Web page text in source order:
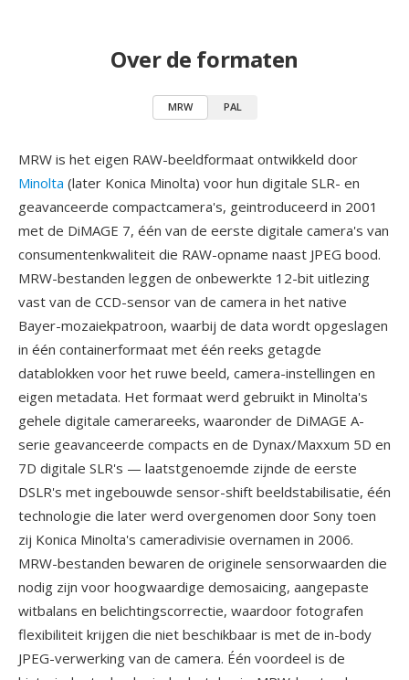
Over de formaten
MRW PAL
MRW is het eigen RAW-beeldformaat ontwikkeld door
Minolta (later Konica Minolta) voor hun digitale SLR- en
geavanceerde compactcamera's, geintroduceerd in 2001
met de DiMAGE 7, één van de eerste digitale camera's van
consumentenkwaliteit die RAW-opname naast JPEG bood.
MRW-bestanden leggen de onbewerkte 12-bit uitlezing
vast van de CCD-sensor van de camera in het native
Bayer-mozaiekpatroon, waarbij de data wordt opgeslagen
in één containerformaat met één reeks getagde
datablokken voor het ruwe beeld, camera-instellingen en
eigen metadata. Het formaat werd gebruikt in Minolta's
gehele digitale camerareeks, waaronder de DiMAGE A-
serie geavanceerde compacts en de Dynax/Maxxum 5D en
7D digitale SLR's — laatstgenoemde zijnde de eerste
DSLR's met ingebouwde sensor-shift beeldstabilisatie, één
technologie die later werd overgenomen door Sony toen
zij Konica Minolta's cameradivisie overnamen in 2006.
MRW-bestanden bewaren de originele sensorwaarden die
nodig zijn voor hoogwaardige demosaicing, aangepaste
witbalans en belichtingscorrectie, waardoor fotografen
flexibiliteit krijgen die niet beschikbaar is met de in-body
JPEG-verwerking van de camera. Één voordeel is de